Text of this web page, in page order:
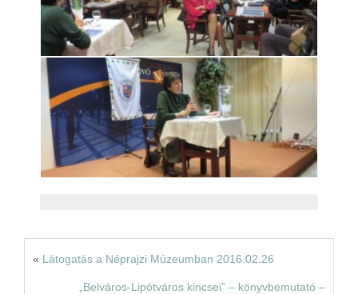
« Látogatás a Néprajzi Múzeumban 2016.02.26
„Belváros-Lipótváros kincsei” – könyvbemutató –